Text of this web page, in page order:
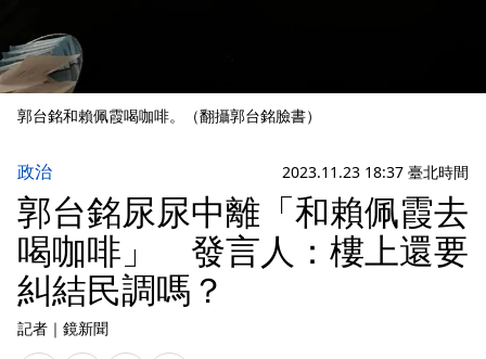
郭台銘和賴佩霞喝咖啡。（翻攝郭台銘臉書）
政治 2023.11.23 18:37 臺北時間
郭台銘尿尿中離「和賴佩霞去
喝咖啡」 發言人：樓上還要
糾結民調嗎？
記者 ｜ 鏡新聞